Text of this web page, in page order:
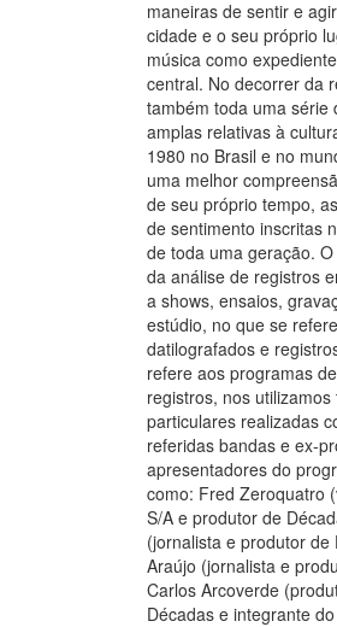
maneiras de sentir e
cidade e o seu próprio
música como
central. No decorrer da
também toda uma série
amplas relativas à
1980 no Brasil e no
uma melhor
de seu próprio tempo,
de sentimento inscritas
de toda uma geração.
da análise de registros
a shows, ensaios,
estúdio, no que se
datilografados e
refere aos programas
registros, nos
particulares realizadas
referidas bandas e ex-
apresentadores do
como: Fred Zeroquatro
S/A e produtor de
(jornalista e produtor de
Araújo (jornalista e
Carlos Arcoverde
Décadas e integrante